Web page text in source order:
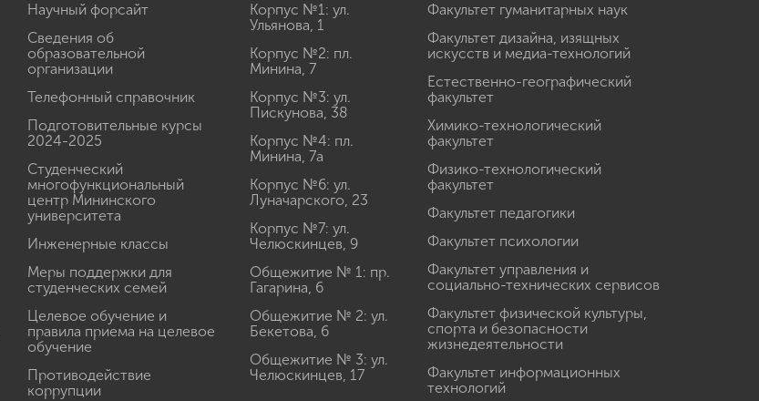
Научный форсайт
Сведения об
образовательной
организации
Телефонный справочник
Подготовительные курсы
2024-2025
Студенческий
многофункциональный
центр Мининского
университета
Инженерные классы
Меры поддержки для
студенческих семей
Целевое обучение и
правила приема на целевое
обучение
Противодействие
коррупции
Корпус №1: ул.
Ульянова, 1
Корпус №2: пл.
Минина, 7
Корпус №3: ул.
Пискунова, 38
Корпус №4: пл.
Минина, 7а
Корпус №6: ул.
Луначарского, 23
Корпус №7: ул.
Челюскинцев, 9
Общежитие № 1: пр.
Гагарина, 6
Общежитие № 2: ул.
Бекетова, 6
Общежитие № 3: ул.
Челюскинцев, 17
Факультет гуманитарных наук
Факультет дизайна, изящных
искусств и медиа-технологий
Естественно-географический
факультет
Химико-технологический
факультет
Физико-технологический
факультет
Факультет педагогики
Факультет психологии
Факультет управления и
социально-технических сервисов
Факультет физической культуры,
спорта и безопасности
жизнедеятельности
Факультет информационных
технологий